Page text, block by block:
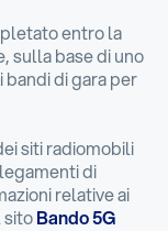
entro la
sulla base di uno
di gara per
siti radiomobili
di
relative ai
sitoBando 5G